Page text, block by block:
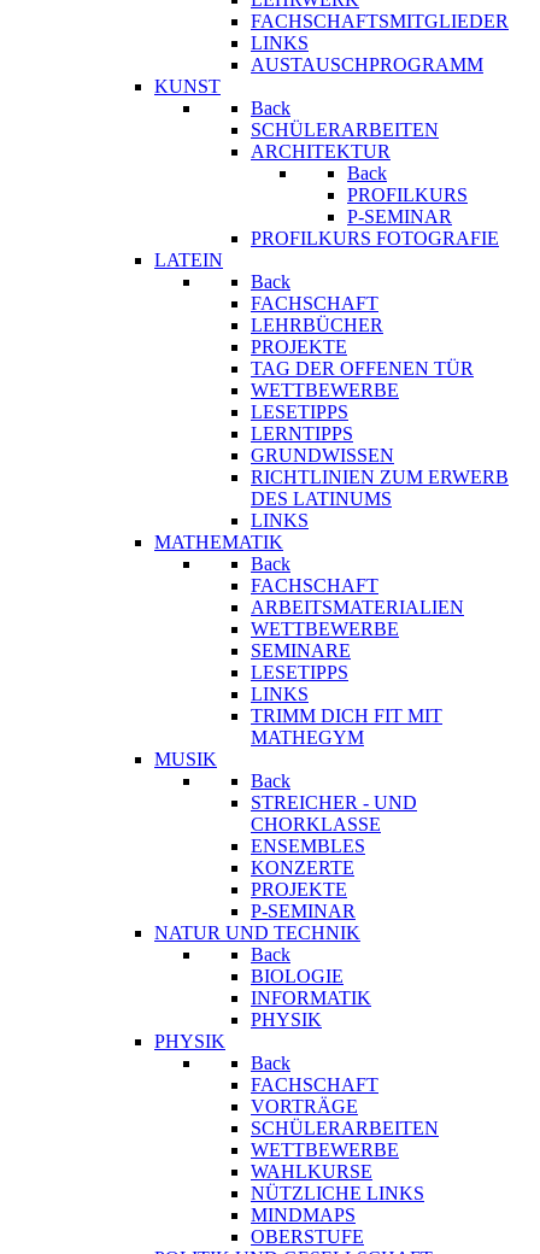
FACHSCHAFTSMITGLIEDER
LINKS
AUSTAUSCHPROGRAMM
KUNST
Back
SCHÜLERARBEITEN
ARCHITEKTUR
Back
PROFILKURS
P-SEMINAR
PROFILKURS FOTOGRAFIE
LATEIN
Back
FACHSCHAFT
LEHRBÜCHER
PROJEKTE
TAG DER OFFENEN TÜR
WETTBEWERBE
LESETIPPS
LERNTIPPS
GRUNDWISSEN
RICHTLINIEN ZUM ERWERB
DES LATINUMS
LINKS
MATHEMATIK
Back
FACHSCHAFT
ARBEITSMATERIALIEN
WETTBEWERBE
SEMINARE
LESETIPPS
LINKS
TRIMM DICH FIT MIT
MATHEGYM
MUSIK
Back
STREICHER - UND
CHORKLASSE
ENSEMBLES
KONZERTE
PROJEKTE
P-SEMINAR
NATUR UND TECHNIK
Back
BIOLOGIE
INFORMATIK
PHYSIK
PHYSIK
Back
FACHSCHAFT
VORTRÄGE
SCHÜLERARBEITEN
WETTBEWERBE
WAHLKURSE
NÜTZLICHE LINKS
MINDMAPS
OBERSTUFE